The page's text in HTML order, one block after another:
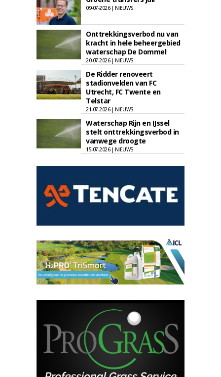
09-07-2026 | NIEUWS
Onttrekkingsverbod nu van
kracht in hele beheergebied
waterschap De Dommel
20-07-2026 | NIEUWS
De Ridder renoveert
stadionvelden van FC
Utrecht, FC Twente en
Telstar
21-07-2026 | NIEUWS
Waterschap Rijn en IJssel
stelt onttrekkingsverbod in
vanwege droogte
15-07-2026 | NIEUWS